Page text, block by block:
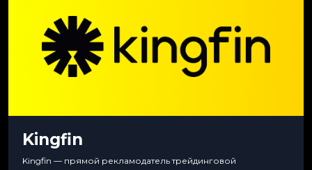
Kingfin
Kingfin — прямой рекламодатель трейдинговой